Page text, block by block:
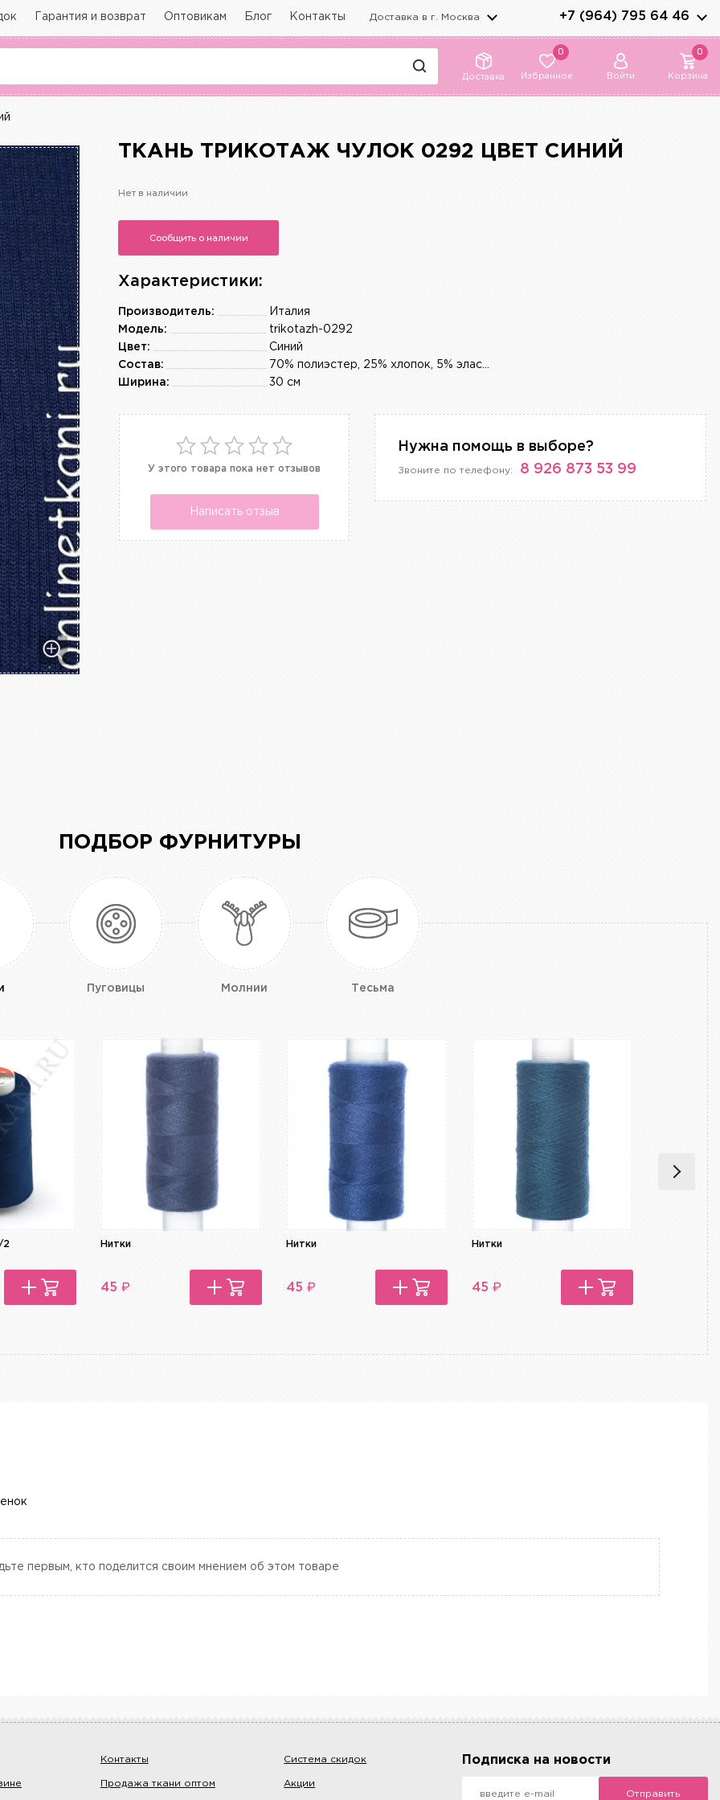
Гарантия и возврат Оптовикам Блог Контакты Доставка в г. Москва +7 (964) 795 64 46
Доставка
0
Избранное Войти
0
Корзина
ТКАНЬ ТРИКОТАЖ ЧУЛОК 0292 ЦВЕТ СИНИЙ
Нет в наличии
Сообщить о наличии
Характеристики:
Италия
Производитель:
trikotazh-0292
Модель:
Синий
Цвет:
70% полиэстер, 25% хлопок, 5% эластан
Состав:
30 см
Ширина:
У этого товара пока нет отзывов
Написать отзыв
Нужна помощь в выборе?
Звоните по телефону: 8 926 873 53 99
ПОДБОР ФУРНИТУРЫ
Пуговицы Молнии Тесьма
2 Нитки
45 ₽
Нитки
45 ₽
Нитки
45 ₽
первым, кто поделится своим мнением об этом товаре
Контакты
Продажа ткани оптом
Система скидок
Акции
Подписка на новости
Отправить